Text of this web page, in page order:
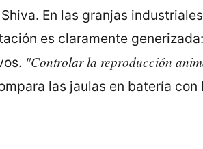
En las granjas
es claramente
"Controlar la reproducción
las jaulas en batería